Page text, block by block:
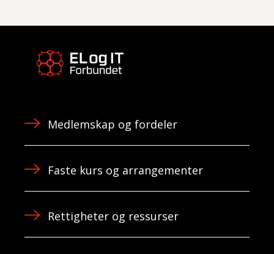
Medlemskap og fordeler
Faste kurs og arrangementer
Rettigheter og ressurser